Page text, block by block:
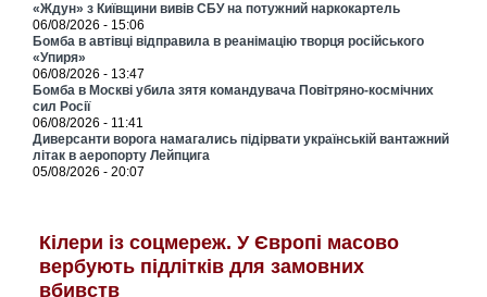
«Ждун» з Київщини вивів СБУ на потужний наркокартель
06/08/2026 - 15:06
Бомба в автівці відправила в реанімацію творця російського
«Упиря»
06/08/2026 - 13:47
Бомба в Москві убила зятя командувача Повітряно-космічних
сил Росії
06/08/2026 - 11:41
Диверсанти ворога намагались підірвати українській вантажний
літак в аеропорту Лейпцига
05/08/2026 - 20:07
Кілери із соцмереж. У Європі масово
вербують підлітків для замовних
вбивств